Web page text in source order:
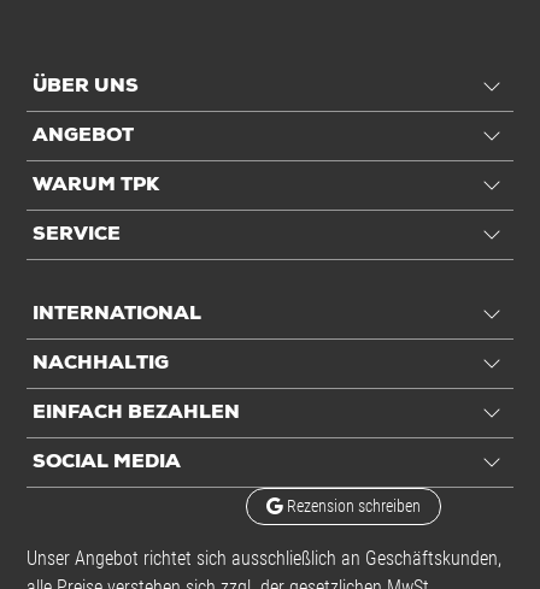
ÜBER UNS
ANGEBOT
WARUM TPK
SERVICE
INTERNATIONAL
NACHHALTIG
EINFACH BEZAHLEN
SOCIAL MEDIA
Rezension schreiben
Unser Angebot richtet sich ausschließlich an Geschäftskunden,